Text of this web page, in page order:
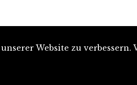
Website zu